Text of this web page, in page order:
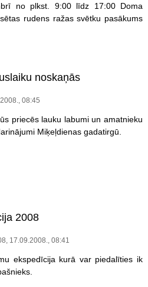
no plkst. 9:00 līdz 17:00 Doma
rudens ražas svētku pasākums
noskaņās
08:45
priecēs lauku labumi un amatnieku
Miķeļdienas gadatirgū.
2008
17.09.2008., 08:41
ekspedīcija kurā var piedalīties ik